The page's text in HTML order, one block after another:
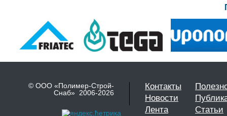
© ООО «Полимер-Строй-
Снаб» 2006-2026
Контакты
Новости
Лента
Статьи